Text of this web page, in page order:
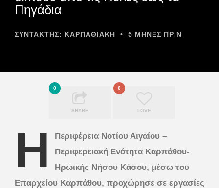
Πηγάδια
ΣΥΝΤΆΚΤΗΣ: ΚΑΡΠΑΘΙΑΚΗ • 5 ΜΉΝΕΣ ΠΡΙΝ
0
SHARE
0
LOVE
Η
Περιφέρεια Νοτίου Αιγαίου –
Περιφερειακή Ενότητα Καρπάθου-
Ηρωικής Νήσου Κάσου, μέσω του
Επαρχείου Καρπάθου, προχώρησε σε εργασίες